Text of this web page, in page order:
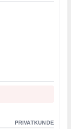
PRIVATKUNDE